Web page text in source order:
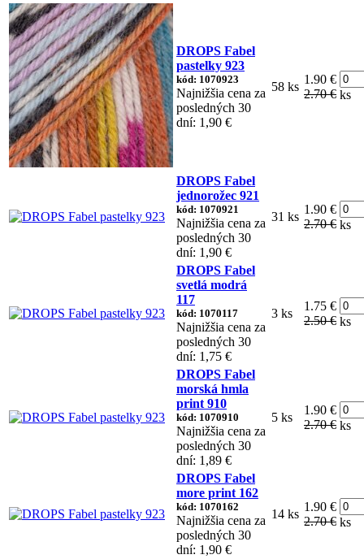
DROPS Fabel
pastelky 923
kód: 1070923
Najnižšia cena za
posledných 30
dní: 1,90 €
58 ks
1.90 €
2.70 € ks
DROPS Fabel
jednorožec 921
kód: 1070921
Najnižšia cena za
posledných 30
dní: 1,90 €
31 ks
1.90 €
2.70 € ks
DROPS Fabel
svetlá modrá
117
kód: 1070117
Najnižšia cena za
posledných 30
dní: 1,75 €
3 ks
1.75 €
2.50 € ks
DROPS Fabel
morská hmla
print 910
kód: 1070910
Najnižšia cena za
posledných 30
dní: 1,89 €
5 ks
1.90 €
2.70 € ks
DROPS Fabel
more print 162
kód: 1070162
Najnižšia cena za
posledných 30
dní: 1,90 €
14 ks
1.90 €
2.70 € ks